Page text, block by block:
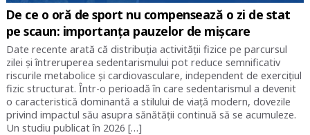
De ce o oră de sport nu compensează o zi de stat
pe scaun: importanța pauzelor de mișcare
Date recente arată că distribuția activității fizice pe parcursul
zilei și întreruperea sedentarismului pot reduce semnificativ
riscurile metabolice și cardiovasculare, independent de exercițiul
fizic structurat. Într-o perioadă în care sedentarismul a devenit
o caracteristică dominantă a stilului de viață modern, dovezile
privind impactul său asupra sănătății continuă să se acumuleze.
Un studiu publicat în 2026 […]